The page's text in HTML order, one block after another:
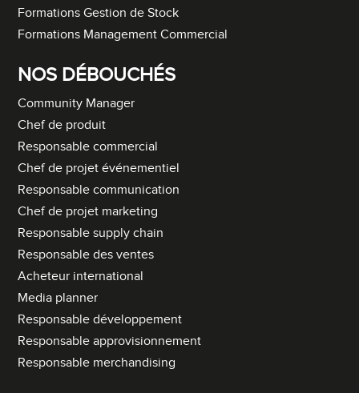
Formations Gestion de Stock
Formations Management Commercial
NOS DÉBOUCHÉS
Community Manager
Chef de produit
Responsable commercial
Chef de projet événementiel
Responsable communication
Chef de projet marketing
Responsable supply chain
Responsable des ventes
Acheteur international
Media planner
Responsable développement
Responsable approvisionnement
Responsable merchandising